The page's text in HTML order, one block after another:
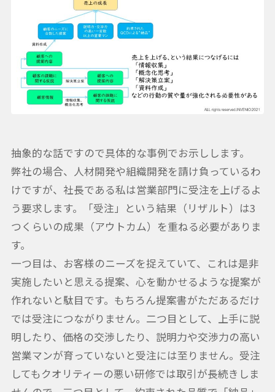
抽象的な話ですので具体的な事例でお示しします。
弊社の場合、人材開発や組織開発を請け負っているわ
けですが、社長である私は営業部門に受注を上げるよ
う要求します。「受注」という結果（リザルト）は3
つくらいの成果（アウトカム）を重ねる必要がありま
す。
一つ目は、お客様のニーズを捉えていて、これは是非
実施したいと思える提案、心を動かせるような提案が
作れないと駄目です。もちろん提案書がただあるだけ
では受注につながりません。二つ目として、上手に説
明したり、価格の交渉したり、説明力や交渉力の高い
営業マンが育っていないと受注には至りません。受注
してもクオリティーの悪い研修では取引が長続きしま